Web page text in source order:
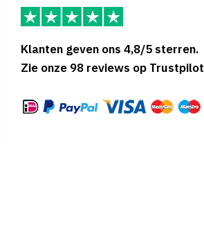
Klanten geven ons 4,8/5 sterren.
Zie onze 98 reviews op Trustpilot